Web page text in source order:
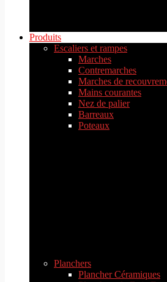
Produits
Escaliers et rampes
Marches
Contremarches
Marches de
Mains courantes
Nez de palier
Barreaux
Poteaux
Planchers
Plancher Céramiques